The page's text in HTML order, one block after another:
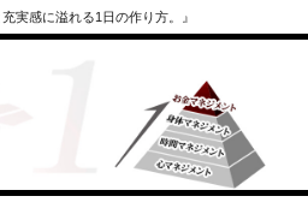
実感に溢れる1日の作り方。』